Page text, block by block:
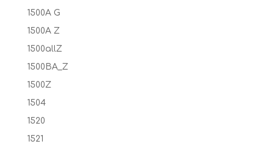
1500A G
1500A Z
1500allZ
1500BA_Z
1500Z
1504
1520
1521